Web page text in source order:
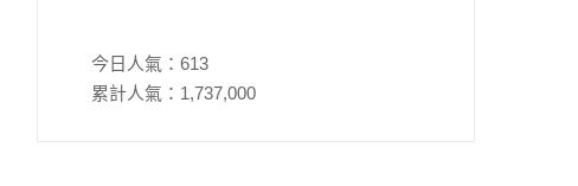
今日人氣： 613
累計人氣： 1,737,000